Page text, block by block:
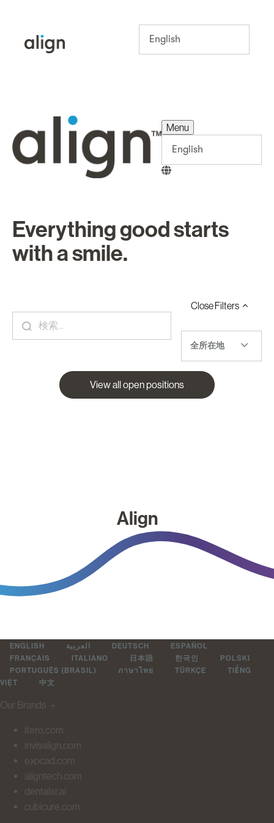
Menu
Everything good starts
with a smile.
CloseFilters
全所在地
View all open positions
Align
ENGLISH العربية DEUTSCH
ESPAÑOL
FRANÇAIS
ITALIANO 日本語 한국인
POLSKI
PORTUGUÊS (BRASIL)
ภาษาไทย TÜRKÇE
TIẾNG
VIỆT
中文
Our Brands ＋
itero.com
invisalign.com
exocad.com
aligntech.com
dentalxr.ai
cubicure.com